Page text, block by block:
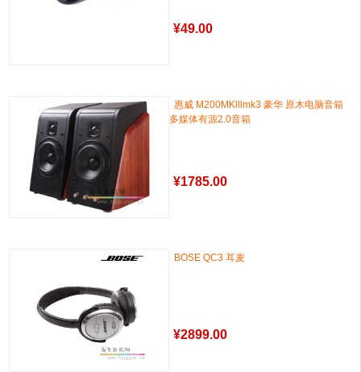
¥49.00
惠威 M200MKlllmk3 豪华 原木电脑音箱
多媒体有源2.0音箱
¥1785.00
BOSE QC3 耳麦
¥2899.00